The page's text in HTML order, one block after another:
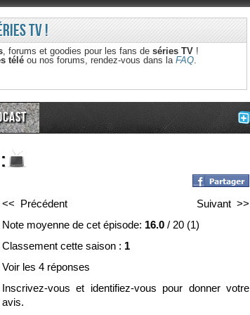
TV !
, forums et goodies pour les fans de séries TV!
téléou nos forums, rendez-vous dans la FAQ.
<< Précédent
Suivant >>
Note moyenne de cet épisode: 16.0/ 20(1)
Classement cette saison : 1
Voir les 4 réponses
Inscrivez-vous et identifiez-vous pour donner votre
avis.